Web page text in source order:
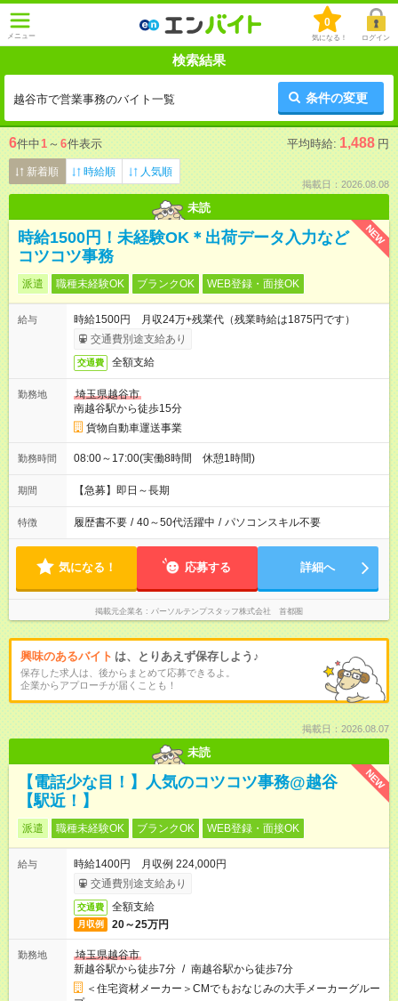
メニュー
0
気になる！ ログイン
検索結果
越谷市で営業事務のバイト一覧 条件の変更
6件中1 ～ 6件表示 平均時給: 1,488 円
新着順 時給順 人気順
掲載日：2026.08.08
未読
NEW
時給1500円！未経験OK＊出荷データ入力など
コツコツ事務
派遣 職種未経験OK ブランクOK WEB登録・面接OK
給与
時給1500円 月収24万+残業代（残業時給は1875円です）
交通費別途支給あり
交通費 全額支給
勤務地
埼玉県越谷市
南越谷駅から徒歩15分
貨物自動車運送事業
勤務時間 08:00～17:00(実働8時間 休憩1時間)
期間 【急募】即日～長期
特徴 履歴書不要 / 40～50代活躍中 / パソコンスキル不要
気になる！ 応募する 詳細へ
掲載元企業名 パーソルテンプスタッフ株式会社 首都圏
興味のあるバイト は、とりあえず保存しよう♪
保存した求人は、後からまとめて応募できるよ。
企業からアプローチが届くことも！
掲載日：2026.08.07
未読
NEW
【電話少な目！】人気のコツコツ事務@越谷
【駅近！】
派遣 職種未経験OK ブランクOK WEB登録・面接OK
給与
時給1400円 月収例 224,000円
交通費別途支給あり
交通費 全額支給
月収例 20～25万円
勤務地
埼玉県越谷市
新越谷駅から徒歩7分 / 南越谷駅から徒歩7分
＜住宅資材メーカー＞CMでもおなじみの大手メーカーグルー